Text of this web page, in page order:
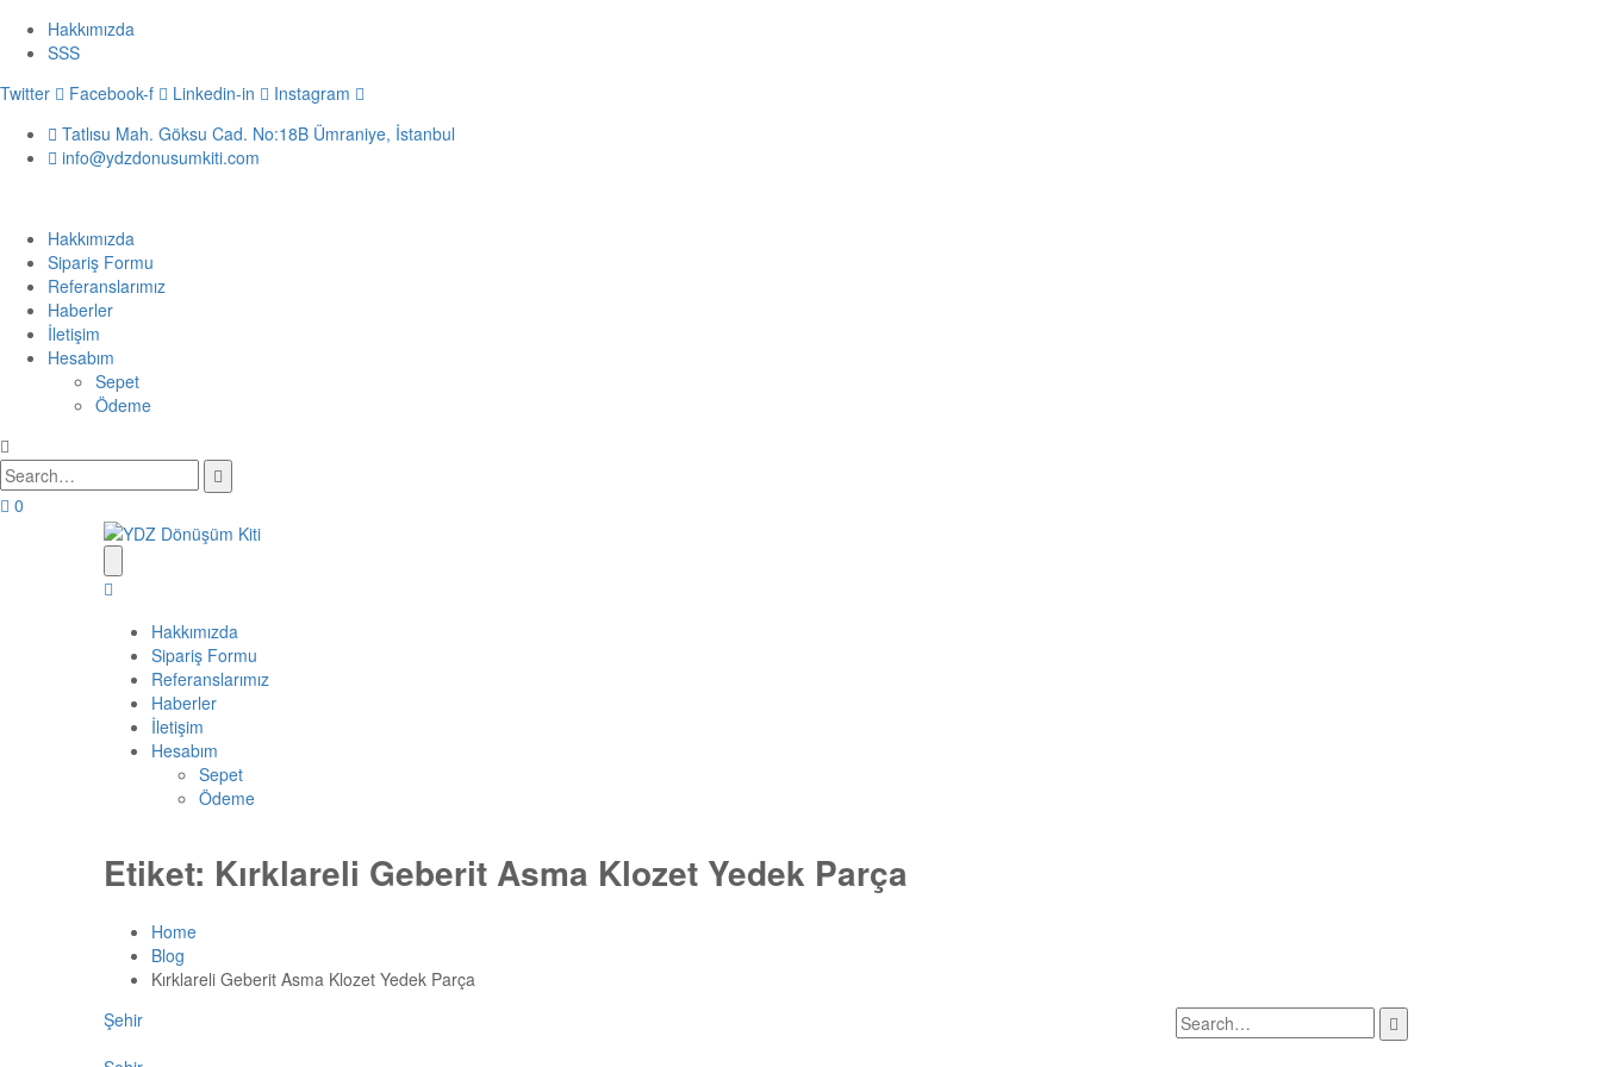
Hakkımızda
SSS
Twitter
Facebook-f Linkedin-in
Instagram
Tatlısu Mah. Göksu Cad. No:18B Ümraniye, İstanbul
info@ydzdonusumkiti.com
Hakkımızda
Sipariş Formu
Referanslarımız
Haberler
İletişim
Hesabım
Sepet
Ödeme
0
Hakkımızda
Sipariş Formu
Referanslarımız
Haberler
İletişim
Hesabım
Sepet
Ödeme
Etiket: Kırklareli Geberit Asma Klozet Yedek Parça
Home
Blog
Kırklareli Geberit Asma Klozet Yedek Parça
Şehir